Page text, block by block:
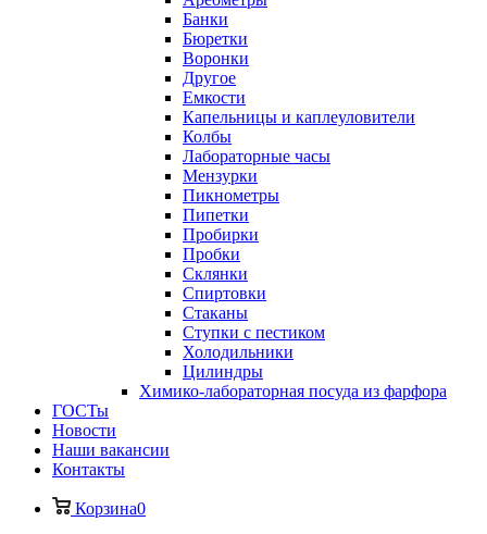
Банки
Бюретки
Воронки
Другое
Емкости
Капельницы и каплеуловители
Колбы
Лабораторные часы
Мензурки
Пикнометры
Пипетки
Пробирки
Пробки
Склянки
Спиртовки
Стаканы
Ступки с пестиком
Холодильники
Цилиндры
Химико-лабораторная посуда из фарфора
ГОСТы
Новости
Наши вакансии
Контакты
Корзина0